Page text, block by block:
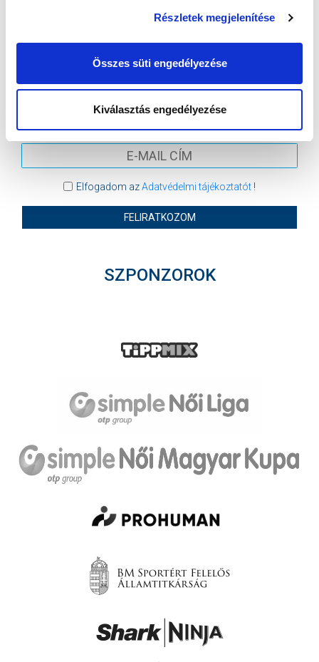
Részletek megjelenítése
Összes süti engedélyezése
Kiválasztás engedélyezése
MTK BUDAPEST HÍRLEVÉL
Ne maradjon le egy eseményről sem! Iratkozzon fel ingyenes
hírlevelünkre:
Elfogadom azAdatvédelmi tájékoztatót!
FELIRATKOZOM
SZPONZOROK